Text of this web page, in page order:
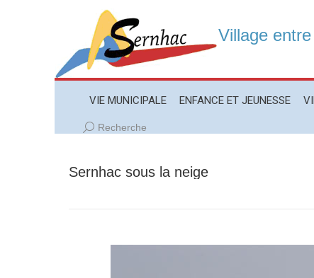
Village
VIE MUNICIPALE ENFANCE ET JEUNESSE
Recherche
Recherche
Sernhac sous la neige
VIE MUNICIPALE ENFANCE ET JEUNESSE VIE